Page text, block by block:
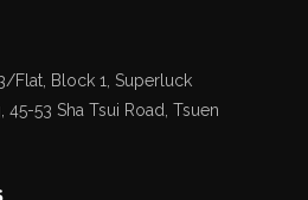
Flat, Block 1, Superluck
45-53 Sha Tsui Road, Tsuen